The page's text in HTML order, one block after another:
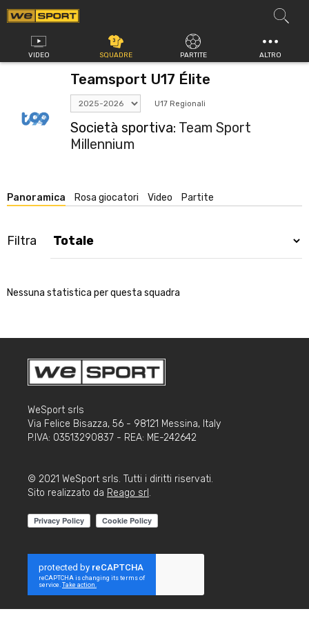
Vai
al
contenuto
VIDEO SQUADRE PARTITE ALTRO
Teamsport U17 Élite
U17 Regionali
Società sportiva: Team Sport
Millennium
Panoramica Rosa giocatori Video Partite
Filtra
Nessuna statistica per questa squadra
WeSport srls
Via Felice Bisazza, 56 - 98121 Messina, Italy
P.IVA: 03513290837 - REA: ME-242642
© 2021 WeSport srls. Tutti i diritti riservati.
Sito realizzato da Reago srl .